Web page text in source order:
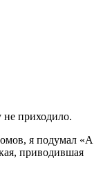
не приходило.
я подумал «А
приводившая